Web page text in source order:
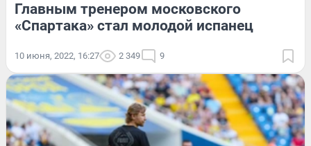
Главным тренером московского
«Спартака» стал молодой испанец
10 июня, 2022, 16:27 2 349 9